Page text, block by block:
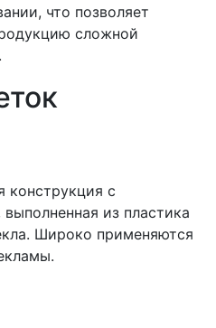
что позволяет
сложной
конструкция с
из пластика
Широко применяются